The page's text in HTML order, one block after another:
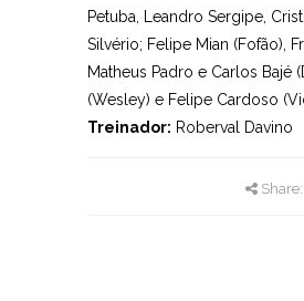
Petuba, Leandro Sergipe,
Silvério; Felipe Mian (Fofão),
Matheus Padro e Carlos Bajé
(Wesley) e Felipe Cardoso
Treinador: Roberval Davino
Share: